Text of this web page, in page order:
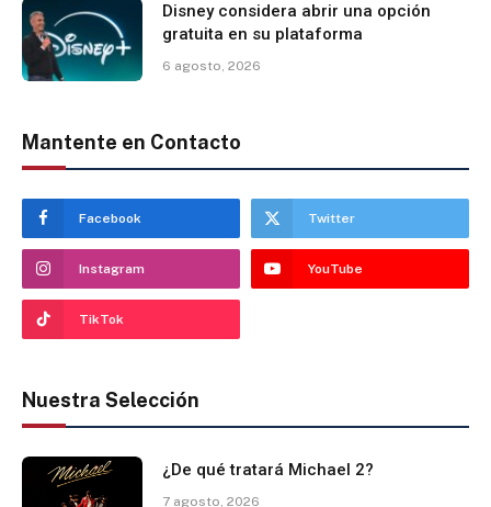
Disney considera abrir una opción
gratuita en su plataforma
6 agosto, 2026
Mantente en Contacto
Facebook Twitter
Instagram YouTube
TikTok
Nuestra Selección
¿De qué tratará Michael 2?
7 agosto, 2026